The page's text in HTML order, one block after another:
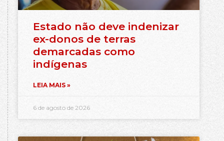
Estado não deve indenizar
ex-donos de terras
demarcadas como
indígenas
LEIA MAIS »
6 de agosto de 2026